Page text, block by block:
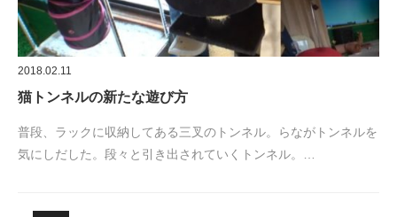
2018.02.11
猫トンネルの新たな遊び方
普段、ラックに収納してある三叉のトンネル。らながトンネルを
気にしだした。段々と引き出されていくトンネル。…